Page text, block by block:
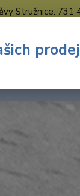
Stružnice: 731
Nevíte si rady?